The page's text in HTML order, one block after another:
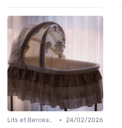
Lits et Berceaux •
24/02/2026